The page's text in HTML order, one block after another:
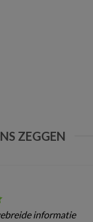
ZEGGEN
informatie